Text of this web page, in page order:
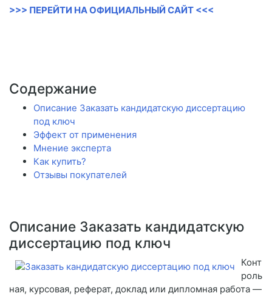
>>> ПЕРЕЙТИ НА ОФИЦИАЛЬНЫЙ САЙТ <<<
Содержание
Описание Заказать кандидатскую диссертацию
под ключ
Эффект от применения
Мнение эксперта
Как купить?
Отзывы покупателей
Описание Заказать кандидатскую
диссертацию под ключ
Конт
роль
ная, курсовая, реферат, доклад или дипломная работа —